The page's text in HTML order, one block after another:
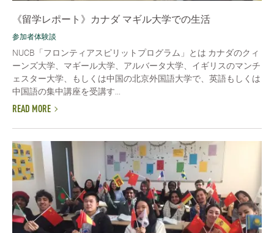
《留学レポート》カナダ マギル大学での生活
参加者体験談
NUCB「フロンティアスピリットプログラム」とは カナダのクィ
ーンズ大学、マギール大学、アルバータ大学、イギリスのマンチ
ェスター大学、もしくは中国の北京外国語大学で、英語もしくは
中国語の集中講座を受講す...
READ MORE